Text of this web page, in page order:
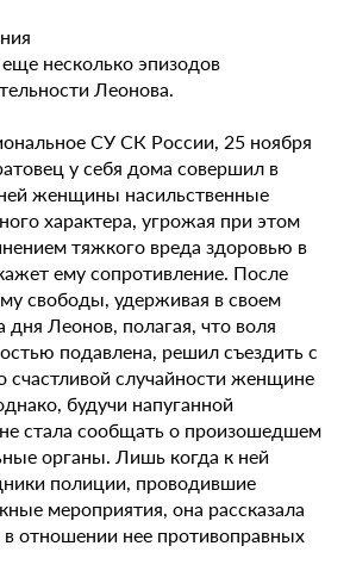
несколько эпизодов
Леонова.
СУ СК России, 25 ноября
у себя дома совершил в
женщины насильственные
характера, угрожая при этом
тяжкого вреда здоровью в
ему сопротивление. После
свободы, удерживая в своем
Леонов, полагая, что воля
подавлена, решил съездить с
счастливой случайности женщине
будучи напуганной
стала сообщать о произошедшем
органы. Лишь когда к ней
полиции, проводившие
мероприятия, она рассказала
отношении нее противоправных